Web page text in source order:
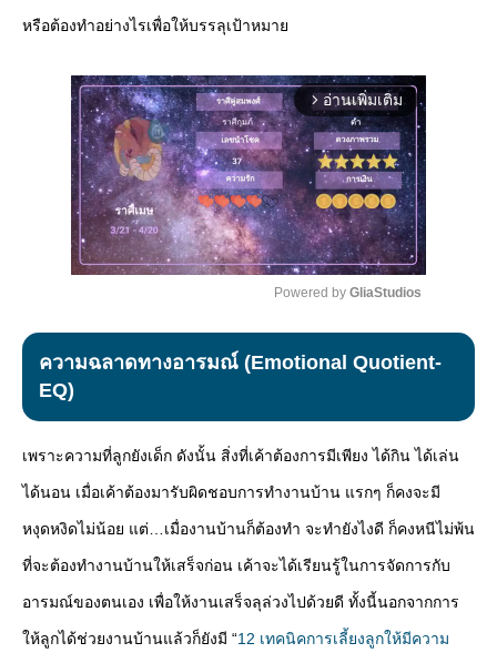
หรือต้องทำอย่างไรเพื่อให้บรรลุเป้าหมาย
arrow_forward_ios อ่านเพิ่มเติม
Mute
Powered by GliaStudios
ความฉลาดทางอารมณ์ (Emotional Quotient-
EQ)
เพราะความที่ลูกยังเด็ก ดังนั้น สิ่งที่เค้าต้องการมีเพียง ได้กิน ได้เล่น
ได้นอน เมื่อเค้าต้องมารับผิดชอบการทำงานบ้าน แรกๆ ก็คงจะมี
หงุดหงิดไม่น้อย แต่…เมื่องานบ้านก็ต้องทำ จะทำยังไงดี ก็คงหนีไม่พ้น
ที่จะต้องทำงานบ้านให้เสร็จก่อน เค้าจะได้เรียนรู้ในการจัดการกับ
อารมณ์ของตนเอง เพื่อให้งานเสร็จลุล่วงไปด้วยดี ทั้งนี้นอกจากการ
ให้ลูกได้ช่วยงานบ้านแล้วก็ยังมี “12 เทคนิคการเลี้ยงลูกให้มีความ